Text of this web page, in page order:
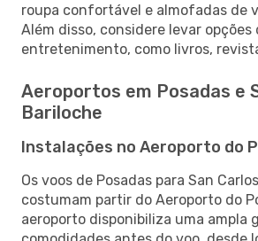
roupa confortável e almofadas de
Além disso, considere levar opções
entretenimento, como livros,
Aeroportos em Posadas e
Bariloche
Instalações no Aeroporto do
Os voos de Posadas para San
costumam partir do Aeroporto do
aeroporto disponibiliza uma ampla